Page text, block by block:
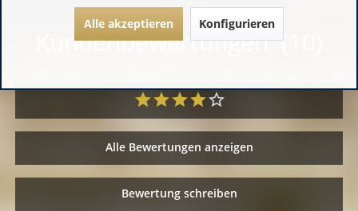
Kundenbewertungen (10)
Alle Bewertungen anzeigen
Bewertung schreiben
Alle akzeptieren Konfigurieren